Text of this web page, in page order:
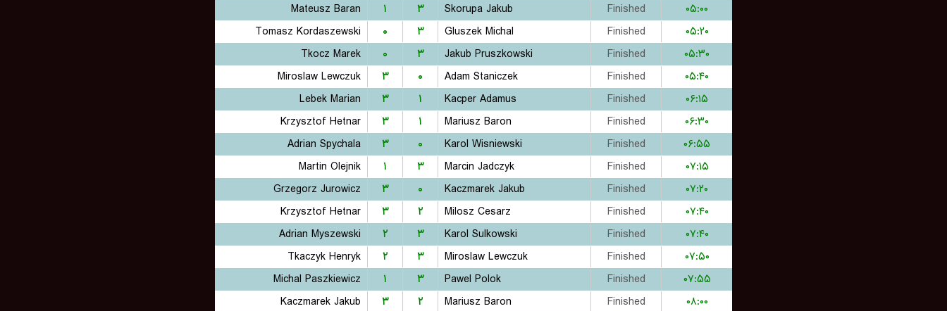
Mateusz Baran
۱ ۳ Skorupa Jakub Finished
۰۵:۰۰
Tomasz Kordaszewski
۰ ۳ Gluszek Michal Finished
۰۵:۲۰
Tkocz Marek
۰ ۳ Jakub Pruszkowski Finished
۰۵:۳۰
Miroslaw Lewczuk
۳ ۰ Adam Staniczek Finished
۰۵:۴۰
Lebek Marian
۳ ۱ Kacper Adamus Finished
۰۶:۱۵
Krzysztof Hetnar
۳ ۱ Mariusz Baron Finished
۰۶:۳۰
Adrian Spychala
۳ ۰ Karol Wisniewski Finished
۰۶:۵۵
Martin Olejnik
۱ ۳ Marcin Jadczyk Finished
۰۷:۱۵
Grzegorz Jurowicz
۳ ۰ Kaczmarek Jakub Finished
۰۷:۲۰
Krzysztof Hetnar
۳ ۲ Milosz Cesarz Finished
۰۷:۴۰
Adrian Myszewski
۲ ۳ Karol Sulkowski Finished
۰۷:۴۰
Tkaczyk Henryk
۲ ۳ Miroslaw Lewczuk Finished
۰۷:۵۰
Michal Paszkiewicz
۱ ۳ Pawel Polok Finished
۰۷:۵۵
Kaczmarek Jakub
۳ ۲ Mariusz Baron Finished
۰۸:۰۰